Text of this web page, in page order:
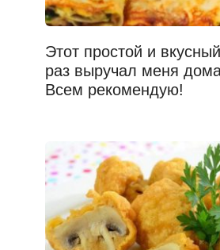
Этот простой и
раз выручал меня
Всем рекомендую!